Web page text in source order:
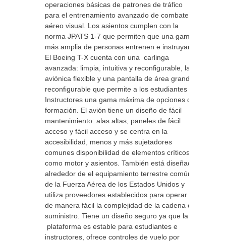
operaciones básicas de patrones de tráfico
para el entrenamiento avanzado de combate
aéreo visual. Los asientos cumplen con la
norma JPATS 1-7 que permiten que una gama
más amplia de personas entrenen e instruyan.
El Boeing T-X cuenta con una carlinga
avanzada: limpia, intuitiva y reconfigurable, la
aviónica flexible y una pantalla de área grande
reconfigurable que permite a los estudiantes y
Instructores una gama máxima de opciones de
formación. El avión tiene un diseño de fácil
mantenimiento: alas altas, paneles de fácil
acceso y fácil acceso y se centra en la
accesibilidad, menos y más sujetadores
comunes disponibilidad de elementos críticos
como motor y asientos. También está diseñado
alrededor de el equipamiento terrestre común
de la Fuerza Aérea de los Estados Unidos y
utiliza proveedores establecidos para operar
de manera fácil la complejidad de la cadena de
suministro. Tiene un diseño seguro ya que la
plataforma es estable para estudiantes e
instructores, ofrece controles de vuelo por